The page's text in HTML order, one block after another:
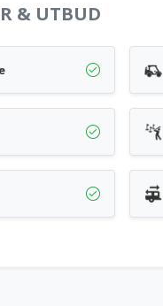
& UTBUD